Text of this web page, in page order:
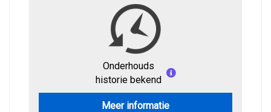
Onderhouds
historie bekend
Meer informatie